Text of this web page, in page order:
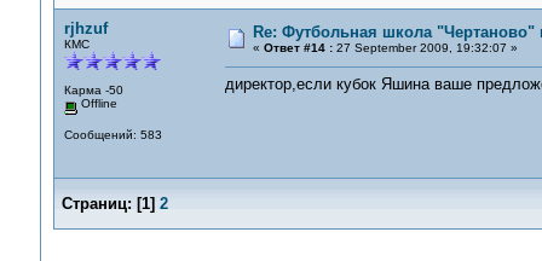
rjhzuf
КМС
Карма -50
Offline
Сообщений: 583
Re: Футбольная школа "Чертаново"
« Ответ #14 :27 September 2009, 19:32:07 »
директор,если кубок Яшина ваше
Страниц: [1] 2